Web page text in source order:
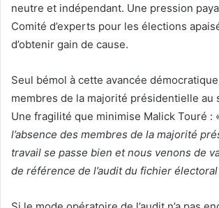
neutre et indépendant. Une pression
Comité d’experts pour les élections
d’obtenir gain de cause.
Seul bémol à cette avancée
membres de la majorité présidentielle au
Une fragilité que minimise Malick Touré :
l’absence des membres de la majorité
travail se passe bien et nous venons de
de référence de l’audit du fichier électoral